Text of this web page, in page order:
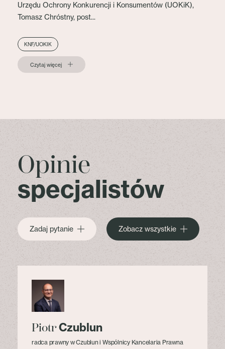
Urzędu Ochrony Konkurencji i Konsumentów (UOKiK),
Tomasz Chróstny, post...
KNF/UOKIK
Czytaj więcej
Opinie
specjalistów
Zadaj pytanie Zobacz wszystkie
PiotrCzublun
radca prawny w Czublun i Wspólnicy Kancelaria Prawna